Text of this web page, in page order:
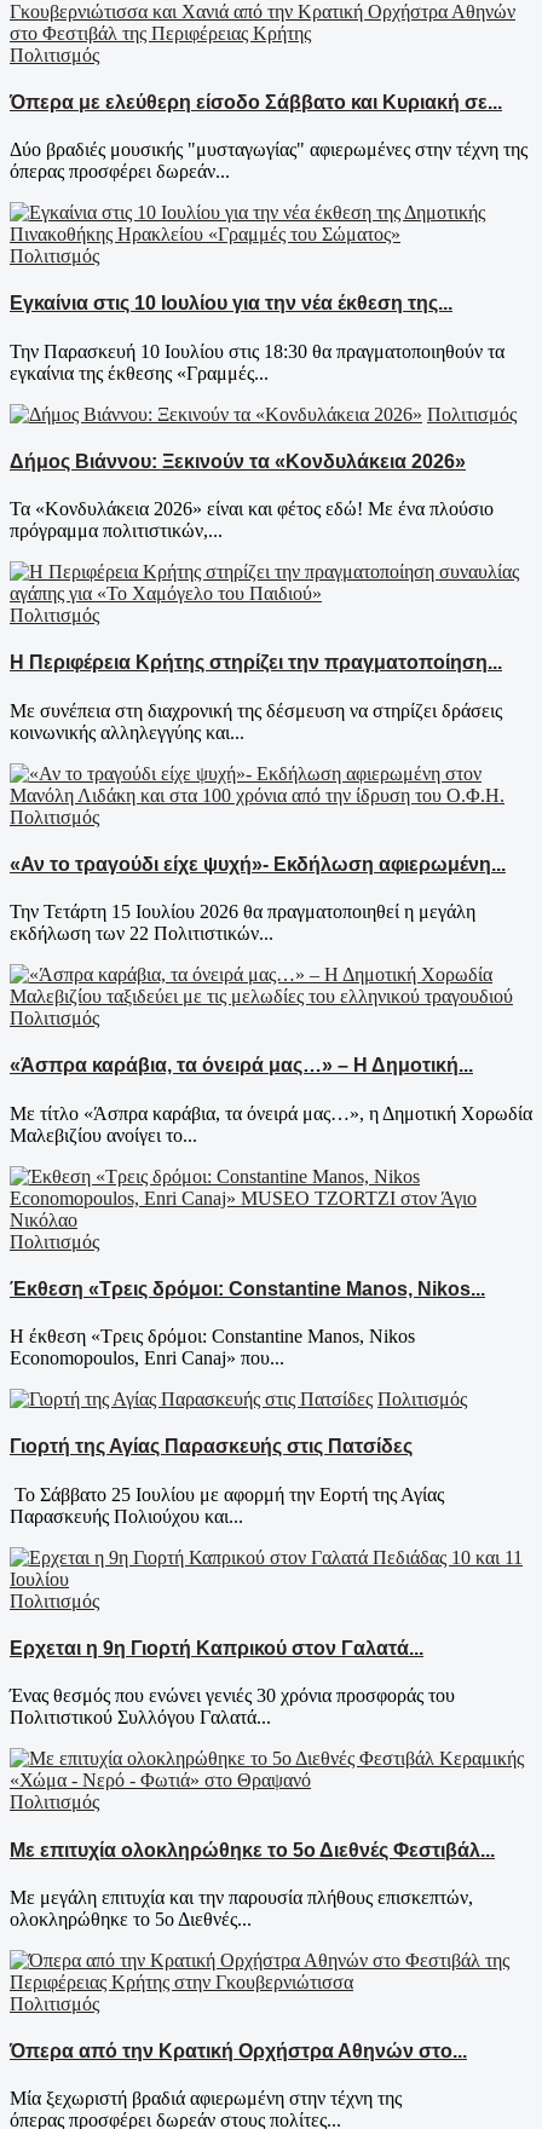
Πολιτισμός
Όπερα με ελεύθερη είσοδο Σάββατο και Κυριακή σε...
Δύο βραδιές μουσικής "μυσταγωγίας" αφιερωμένες στην τέχνη της
όπερας προσφέρει δωρεάν...
Πολιτισμός
Εγκαίνια στις 10 Ιουλίου για την νέα έκθεση της...
Την Παρασκευή 10 Ιουλίου στις 18:30 θα πραγματοποιηθούν τα
εγκαίνια της έκθεσης «Γραμμές...
Πολιτισμός
Δήμος Βιάννου: Ξεκινούν τα «Κονδυλάκεια 2026»
Τα «Κονδυλάκεια 2026» είναι και φέτος εδώ! Με ένα πλούσιο
πρόγραμμα πολιτιστικών,...
Πολιτισμός
Η Περιφέρεια Κρήτης στηρίζει την πραγματοποίηση...
Με συνέπεια στη διαχρονική της δέσμευση να στηρίζει δράσεις
κοινωνικής αλληλεγγύης και...
Πολιτισμός
«Αν το τραγούδι είχε ψυχή»- Εκδήλωση αφιερωμένη...
Την Τετάρτη 15 Ιουλίου 2026 θα πραγματοποιηθεί η μεγάλη
εκδήλωση των 22 Πολιτιστικών...
Πολιτισμός
«Άσπρα καράβια, τα όνειρά μας…» – Η Δημοτική...
Με τίτλο «Άσπρα καράβια, τα όνειρά μας…», η Δημοτική Χορωδία
Μαλεβιζίου ανοίγει το...
Πολιτισμός
Έκθεση «Τρεις δρόμοι: Constantine Manos, Nikos...
Η έκθεση «Τρεις δρόμοι: Constantine Manos, Nikos
Economopoulos, Enri Canaj» που...
Πολιτισμός
Γιορτή της Αγίας Παρασκευής στις Πατσίδες
Το Σάββατο 25 Ιουλίου με αφορμή την Εορτή της Αγίας
Παρασκευής Πολιούχου και...
Πολιτισμός
Ερχεται η 9η Γιορτή Καπρικού στον Γαλατά...
Ένας θεσμός που ενώνει γενιές 30 χρόνια προσφοράς του
Πολιτιστικού Συλλόγου Γαλατά...
Πολιτισμός
Με επιτυχία ολοκληρώθηκε το 5ο Διεθνές Φεστιβάλ...
Με μεγάλη επιτυχία και την παρουσία πλήθους επισκεπτών,
ολοκληρώθηκε το 5ο Διεθνές...
Πολιτισμός
Όπερα από την Κρατική Ορχήστρα Αθηνών στο...
Μία ξεχωριστή βραδιά αφιερωμένη στην τέχνη της
όπερας προσφέρει δωρεάν στους πολίτες...